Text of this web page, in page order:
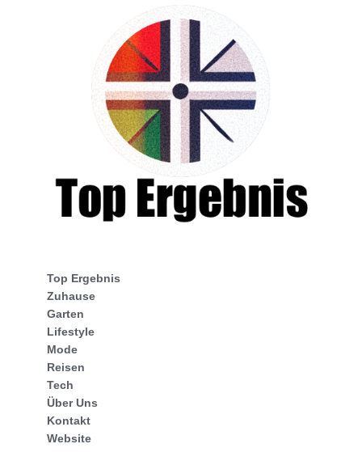
Top Ergebnis
Zuhause
Garten
Lifestyle
Mode
Reisen
Tech
Über Uns
Kontakt
Website